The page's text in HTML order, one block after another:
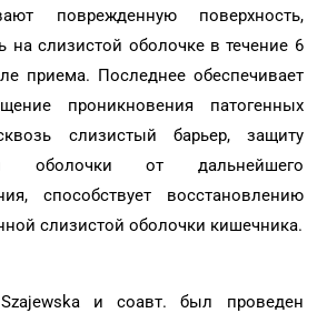
поврежденную поверхность,
на слизистой оболочке в течение 6
приема. Последнее обеспечивает
проникновения патогенных
слизистый барьер, защиту
оболочки от дальнейшего
способствует восстановлению
слизистой оболочки кишечника.
и соавт. был проведен